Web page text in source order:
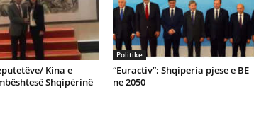
Kina e
Shqipërinë
Politike
“Euractiv”: Shqiperia pjese e BE
ne 2050